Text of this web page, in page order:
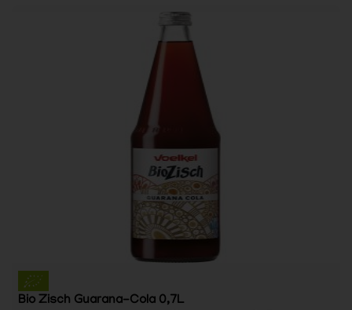
Bio Zisch Guarana-Cola 0,7L